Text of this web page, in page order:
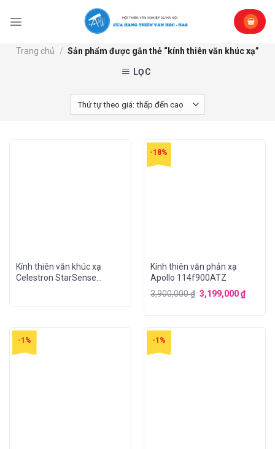
Trang chủ / Sản phẩm được gắn thẻ “kính thiên văn khúc xạ”
LỌC
Kính thiên văn khúc xạ
Celestron StarSense
-18%
Kính thiên văn phản xạ
Apollo 114f900ATZ
3,900,000₫ 3,199,000₫
-1% -1%